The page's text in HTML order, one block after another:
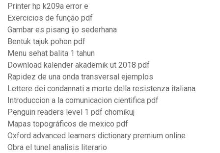
Printer hp k209a error e
Exercicios de função pdf
Gambar es pisang ijo sederhana
Bentuk tajuk pohon pdf
Menu sehat balita 1 tahun
Download kalender akademik ut 2018 pdf
Rapidez de una onda transversal ejemplos
Lettere dei condannati a morte della resistenza italiana
Introduccion a la comunicacion cientifica pdf
Penguin readers level 1 pdf chomikuj
Mapas topográficos de mexico pdf
Oxford advanced learners dictionary premium online
Obra el tunel analisis literario